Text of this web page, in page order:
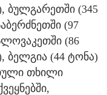
ბულგარეთში (345
(97
(86
ბელგია (44 ტონა)
თხილი